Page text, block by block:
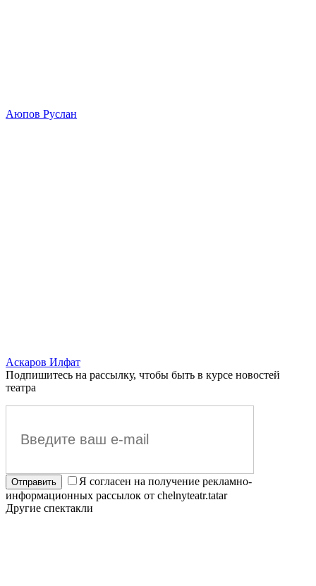
Аюпов Руслан
Аскаров Илфат
Подпишитесь на рассылку, чтобы быть в курсе новостей
театра
Я согласен на получение рекламно-
информационных рассылок от chelnyteatr.tatar
Другие спектакли